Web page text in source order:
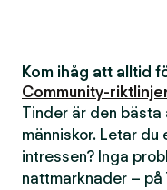
Kom ihåg att alltid
Community-
Tinder är den
människor. Letar
intressen? Inga
nattmarknader – på